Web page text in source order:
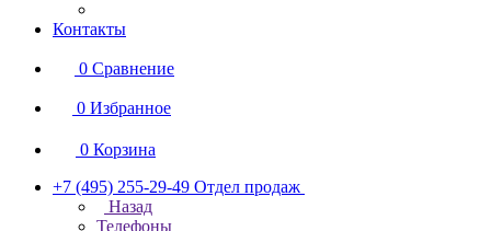
Контакты
0 Сравнение
0 Избранное
0 Корзина
+7 (495) 255-29-49 Отдел продаж
Назад
Телефоны